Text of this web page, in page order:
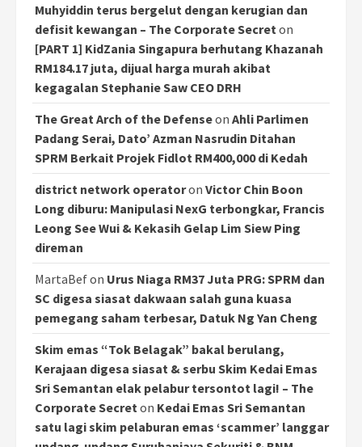
Muhyiddin terus bergelut dengan kerugian dan
defisit kewangan – The Corporate Secret on
[PART 1] KidZania Singapura berhutang Khazanah
RM184.17 juta, dijual harga murah akibat
kegagalan Stephanie Saw CEO DRH
The Great Arch of the Defenseon Ahli Parlimen
Padang Serai, Dato’ Azman Nasrudin Ditahan
SPRM Berkait Projek Fidlot RM400,000 di Kedah
district network operatoron Victor Chin Boon
Long diburu: Manipulasi NexG terbongkar, Francis
Leong See Wui & Kekasih Gelap Lim Siew Ping
direman
MartaBefon Urus Niaga RM37 Juta PRG: SPRM dan
SC digesa siasat dakwaan salah guna kuasa
pemegang saham terbesar, Datuk Ng Yan Cheng
Skim emas “Tok Belagak” bakal berulang,
Kerajaan digesa siasat & serbu Skim Kedai Emas
Sri Semantan elak pelabur tersontot lagi! – The
Corporate Secret on Kedai Emas Sri Semantan
satu lagi skim pelaburan emas ‘scammer’ langgar